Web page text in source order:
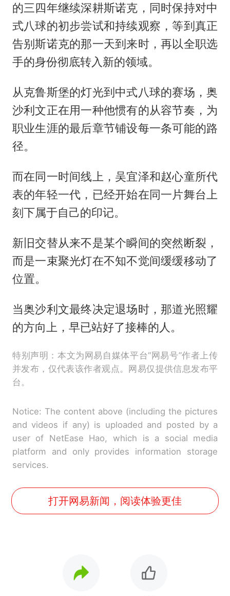
的三四年继续深耕斯诺克，同时保持对中
式八球的初步尝试和持续观察，等到真正
告别斯诺克的那一天到来时，再以全职选
手的身份彻底转入新的领域。
从克鲁斯堡的灯光到中式八球的赛场，奥
沙利文正在用一种他惯有的从容节奏，为
职业生涯的最后章节铺设每一条可能的路
径。
而在同一时间线上，吴宜泽和赵心童所代
表的年轻一代，已经开始在同一片舞台上
刻下属于自己的印记。
新旧交替从来不是某个瞬间的突然断裂，
而是一束聚光灯在不知不觉间缓缓移动了
位置。
当奥沙利文最终决定退场时，那道光照耀
的方向上，早已站好了接棒的人。
特别声明：本文为网易自媒体平台“网易号”作者上传
并发布，仅代表该作者观点。网易仅提供信息发布平
台。
Notice: The content above (including the pictures
and videos if any) is uploaded and posted by a
user of NetEase Hao, which is a social media
platform and only provides information storage
services.
打开网易新闻，阅读体验更佳